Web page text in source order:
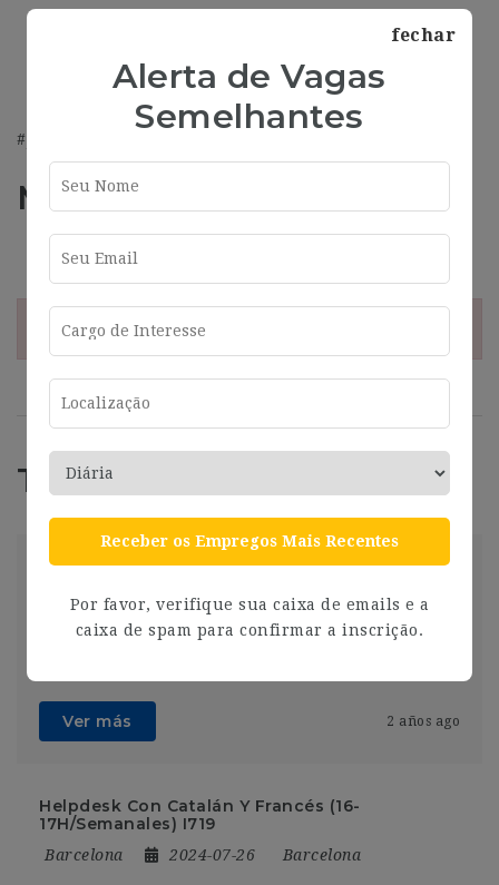
Ingeniería de Telecomunicaciones, especialidad
Nivel Alto de Inglés.
#J-18808-Ljbffr
Más información
¡Esta oferta esta caducada!
Trabajos Relacionados
de 250 m2 para hostelería – Aplicar
Barcelona 2024-07-26 Barcelona
Ver más 2 años ago
Helpdesk Con Catalán Y Francés (16-
17H/Semanales) I719
Barcelona 2024-07-26 Barcelona
fechar
Alerta de Vagas
Semelhantes
Receber os Empregos Mais Recentes
Por favor, verifique sua caixa de emails e a
caixa de spam para confirmar a inscrição.